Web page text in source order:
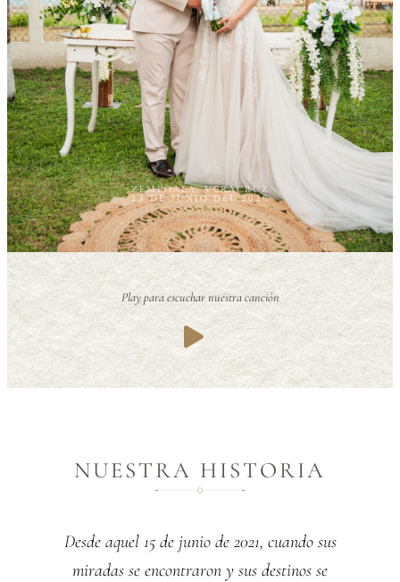
ZEMPOALA, VERACRUZ
13 DE JUNIO DEL 2026
Play para escuchar nuestra canción
NUESTRA HISTORIA
Desde aquel 15 de junio de 2021, cuando sus
miradas se encontraron y sus destinos se